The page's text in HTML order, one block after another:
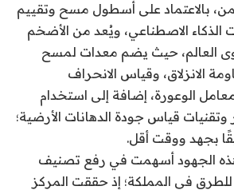
بالاعتماد على أسطول مسح وتقييم
الذكاء الاصطناعي، ويُعد من الأضخم
العالم، حيث يضم معدات لمسح
الانزلاق، وقياس الانحراف
الوعورة، إضافة إلى استخدام
وتقنيات قياس جودة الدهانات الأرضية؛
بجهد ووقت أقل.
هذه الجهود أسهمت في رفع تصنيف
للطرق في المملكة؛ إذ حققت المركز